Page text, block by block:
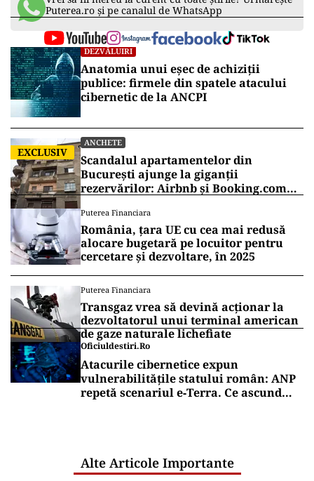
Puterea.ro și pe canalul de WhatsApp
DEZVĂLUIRI
Anatomia unui eșec de achiziții
publice: firmele din spatele atacului
cibernetic de la ANCPI
EXCLUSIV
ANCHETE
Scandalul apartamentelor din
București ajunge la giganții
rezervărilor: Airbnb și Booking.com
Puterea Financiara
România, țara UE cu cea mai redusă
alocare bugetară pe locuitor pentru
cercetare și dezvoltare, în 2025
Puterea Financiara
Transgaz vrea să devină acționar la
dezvoltatorul unui terminal american
de gaze naturale lichefiate
Oficiuldestiri.ro
Atacurile cibernetice expun
vulnerabilitățile statului român: ANP
repetă scenariul e‑Terra. Ce ascund
Alte Articole Importante